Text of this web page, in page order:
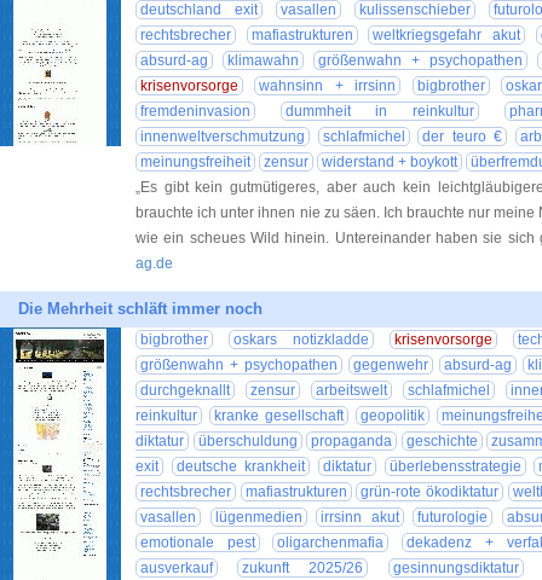
deutschland exit
vasallen kulissenschieber
rechtsbrecher
mafiastrukturen weltkriegsgefahr akut
absurd-ag
klimawahn
größenwahn + psychopathen
krisenvorsorge
wahnsinn + irrsinn bigbrother
fremdeninvasion
dummheit in reinkultur
innenweltverschmutzung
schlafmichel der teuro €
meinungsfreiheit
zensur widerstand + boykott
„Es gibt kein gutmütigeres, aber auch kein
brauchte ich unter ihnen nie zu säen. Ich brauchte nur
wie ein scheues Wild hinein. Untereinander haben sie
ag.de
Die Mehrheit schläft immer noch
bigbrother oskars notizkladde krisenvorsorge
größenwahn + psychopathen
gegenwehr absurd-ag
durchgeknallt
zensur arbeitswelt schlafmichel
reinkultur
kranke gesellschaft geopolitik
diktatur
überschuldung propaganda geschichte
exit
deutsche krankheit diktatur überlebensstrategie
rechtsbrecher
mafiastrukturen grün-rote ökodiktatur
vasallen
lügenmedien irrsinn akut futurologie
emotionale pest
oligarchenmafia
dekadenz +
ausverkauf
zukunft 2025/26
gesinnungsdiktatur